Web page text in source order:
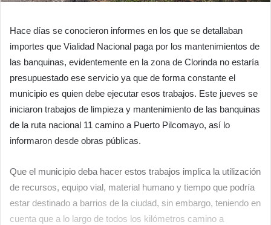
Hace días se conocieron informes en los que se detallaban
importes que Vialidad Nacional paga por los mantenimientos de
las banquinas, evidentemente en la zona de Clorinda no estaría
presupuestado ese servicio ya que de forma constante el
municipio es quien debe ejecutar esos trabajos. Este jueves se
iniciaron trabajos de limpieza y mantenimiento de las banquinas
de la ruta nacional 11 camino a Puerto Pilcomayo, así lo
informaron desde obras públicas.
Que el municipio deba hacer estos trabajos implica la utilización
de recursos, equipo vial, material humano y tiempo que podría
estar destinado a barrios de la ciudad, sin embargo, teniendo en
cuenta que a lo largo de todos los kilómetros camino a